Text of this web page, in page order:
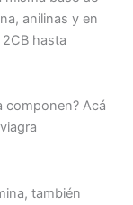
anilinas y en
hasta
componen? Acá
también